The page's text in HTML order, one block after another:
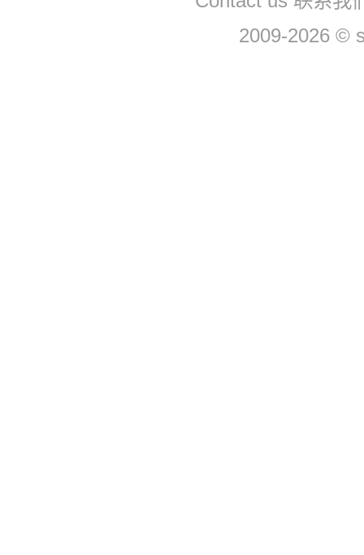
2009-2026 ©